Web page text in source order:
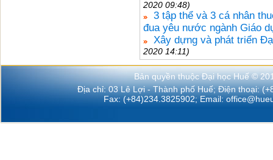
2020 09:48)
3 tập thể và 3 cá nhân
đua yêu nước ngành Giáo
Xây dựng và phát triển
2020 14:11)
Bản quyền thuộc Đại học Huế ©
Địa chỉ: 03 Lê Lợi - Thành phố Huế; Điện thoại:
Fax: (+84)234.3825902; Email: